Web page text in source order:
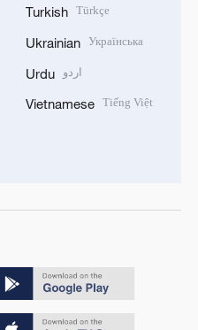
Turkish Türkçe
Ukrainian Українська
Urdu اردو
Vietnamese Tiếng Việt